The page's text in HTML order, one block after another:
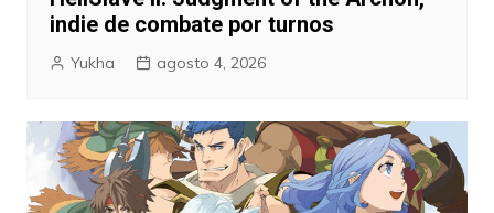
indie de combate por turnos
Yukha agosto 4, 2026